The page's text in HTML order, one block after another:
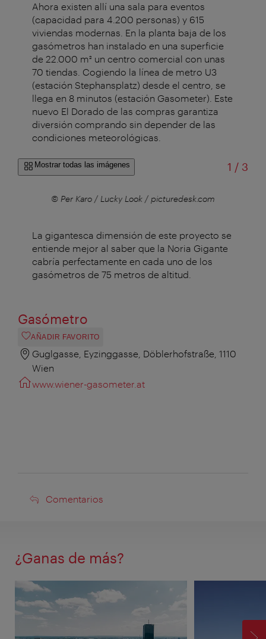
Ahora existen allí una sala para eventos
(capacidad para 4.200 personas) y 615
viviendas modernas. En la planta baja de los
gasómetros han instalado en una superficie
de 22.000 m² un centro comercial con unas
70 tiendas. Cogiendo la línea de metro U3
(estación Stephansplatz) desde el centro, se
llega en 8 minutos (estación Gasometer). Este
nuevo El Dorado de las compras garantiza
diversión comprando sin depender de las
condiciones meteorológicas.
Mostrar todas las imágenes 1 /de
3
© Per Karo / Lucky Look / picturedesk.com
La gigantesca dimensión de este proyecto se
entiende mejor al saber que la Noria Gigante
cabría perfectamente en cada uno de los
gasómetros de 75 metros de altitud.
Gasómetro
AÑADIR FAVORITO
Guglgasse, Eyzinggasse, Döblerhofstraße, 1110
Wien
www.wiener-gasometer.at
Comentarios
Comentarios
¿Ganas de más?